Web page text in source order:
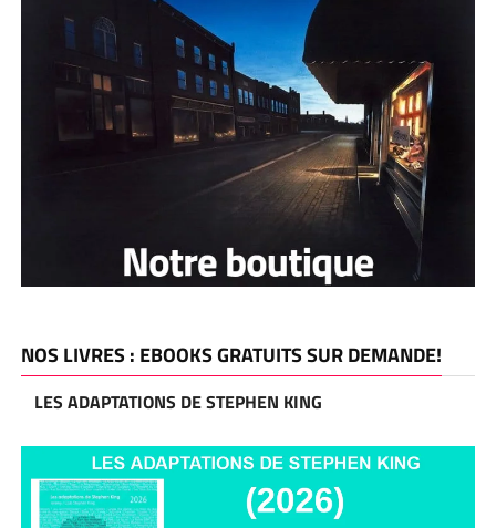
NOS LIVRES : EBOOKS GRATUITS SUR DEMANDE!
LES ADAPTATIONS DE STEPHEN KING